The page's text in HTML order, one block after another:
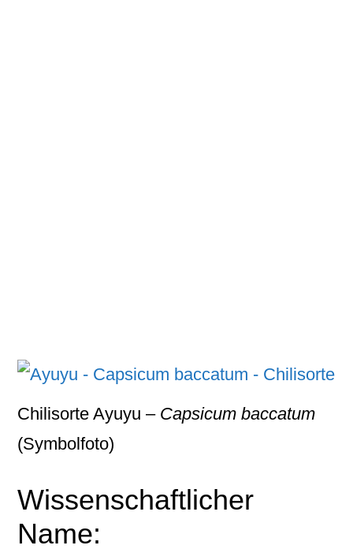
Chilisorte Ayuyu – Capsicum baccatum
(Symbolfoto)
Wissenschaftlicher
Name: